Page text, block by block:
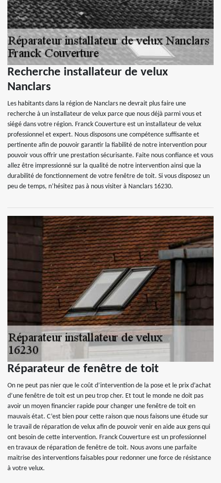
Recherche installateur de velux
Nanclars
Les habitants dans la région de Nanclars ne devrait plus faire une
recherche à un installateur de velux parce que nous déjà parmi vous et
siégé dans votre région. Franck Couverture est un installateur de velux
professionnel et expert. Nous disposons une compétence suffisante et
pertinente afin de pouvoir garantir la fiabilité de notre intervention pour
pouvoir vous offrir une prestation sécurisante. Faite nous confiance et vous
allez être impressionné sur la qualité de notre intervention ainsi que la
durabilité de fonctionnement de votre fenêtre de toit. Si vous disposez un
peu de temps, n’hésitez pas à nous visiter à Nanclars 16230.
Réparateur de fenêtre de toit
On ne peut pas nier que le coût d’intervention de la pose et le prix d’achat
d’une fenêtre de toit est un peu trop cher. Et tout le monde ne doit pas
avoir un moyen financier rapide pour changer une fenêtre de toit en
mauvais état. C’est bien pour cette raison que nous faisons une étude sur
le travail de réparation de velux afin de pouvoir venir en aide aux gens qui
ont besoin de cette intervention. Franck Couverture est un professionnel
en travaux de réparation de fenêtre de toit. Nous avons une parfaite
maitrise des interventions faisables pour redonner une force de résistance
à votre velux.